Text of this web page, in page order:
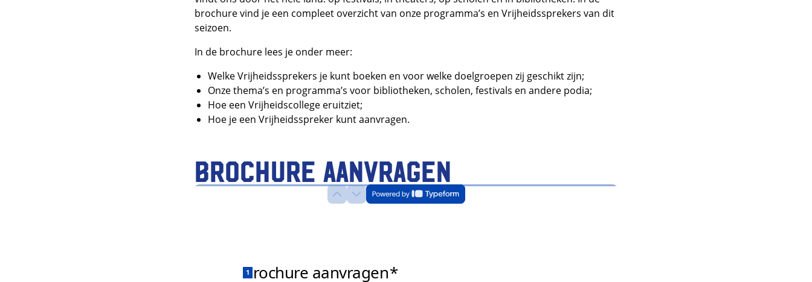
brochure vind je een compleet overzicht van onze programma’s en Vrijheidssprekers van dit
seizoen.
In de brochure lees je onder meer:
Welke Vrijheidssprekers je kunt boeken en voor welke doelgroepen zij geschikt zijn;
Onze thema’s en programma’s voor bibliotheken, scholen, festivals en andere podia;
Hoe een Vrijheidscollege eruitziet;
Hoe je een Vrijheidsspreker kunt aanvragen.
Brochure aanvragen